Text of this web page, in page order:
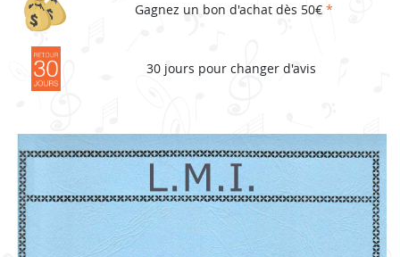
Gagnez un bon d'achat dès 50€ *
30 jours pour changer d'avis